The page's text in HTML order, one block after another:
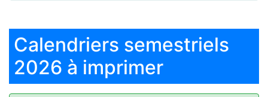
Calendriers semestriels
2026 à imprimer